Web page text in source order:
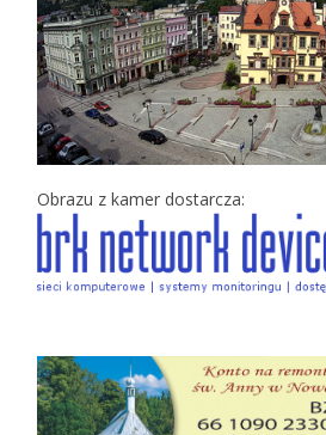
Obrazu z kamer dostarcza: